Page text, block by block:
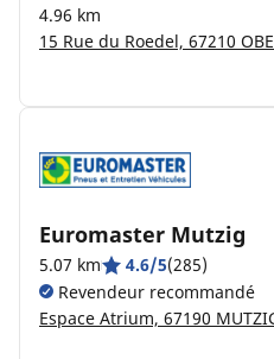
4.96 km
15 Rue du Roedel, 67210
Euromaster Mutzig
5.07 km 4.6/5(285)
Revendeur recommandé
Espace Atrium, 67190